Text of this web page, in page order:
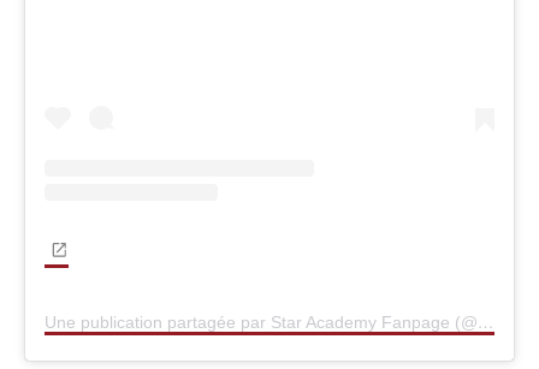
Une publication partagée par Star Academy Fanpage (@staracademy.fanpage)